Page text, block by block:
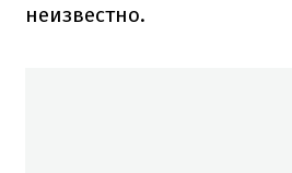
неизвестно.